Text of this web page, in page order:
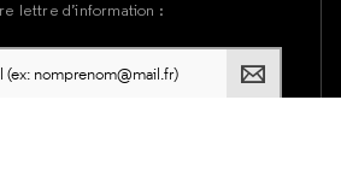
lettre d’information :